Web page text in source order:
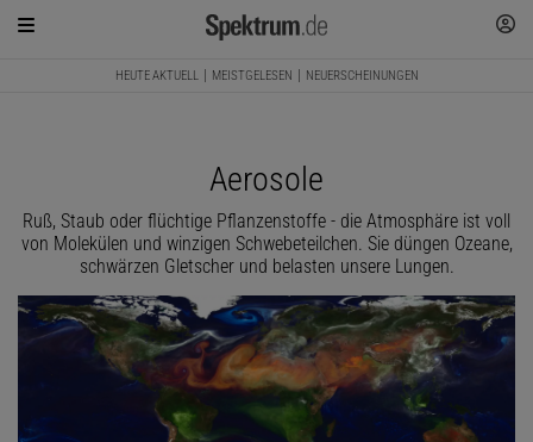
HEUTE AKTUELL MEISTGELESEN NEUERSCHEINUNGEN
Aerosole
Ruß, Staub oder flüchtige Pflanzenstoffe - die Atmosphäre ist voll
von Molekülen und winzigen Schwebeteilchen. Sie düngen Ozeane,
schwärzen Gletscher und belasten unsere Lungen.